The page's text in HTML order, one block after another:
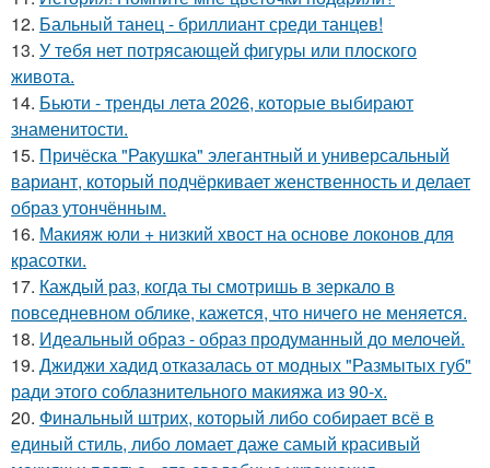
12. Бальный танец - бриллиант среди танцев!
13. У тебя нет потрясающей фигуры или плоского
живота.
14. Бьюти - тренды лета 2026, которые выбирают
знаменитости.
15. Причёска "Ракушка" элегантный и универсальный
вариант, который подчёркивает женственность и делает
образ утончённым.
16. Макияж юли + низкий хвост на основе локонов для
красотки.
17. Каждый раз, когда ты смотришь в зеркало в
повседневном облике, кажется, что ничего не меняется.
18. Идеальный образ - образ продуманный до мелочей.
19. Джиджи хадид отказалась от модных "Размытых губ"
ради этого соблазнительного макияжа из 90-х.
20. Финальный штрих, который либо собирает всё в
единый стиль, либо ломает даже самый красивый